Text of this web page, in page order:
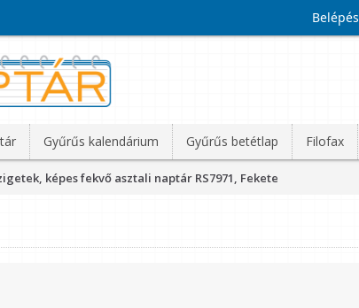
Belépés
Gyűrűs kalendárium Gyűrűs betétlap Filofax
képes fekvő asztali naptár RS7971, Fekete